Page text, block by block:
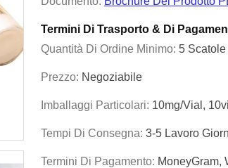
Termini Di Trasporto & Di
Quantità Di Ordine Minimo: 5 Scatole
Prezzo: Negoziabile
Imballaggi Particolari: 10mg/vial,
Tempi Di Consegna: 3-5 Lavoro
Termini Di Pagamento: MoneyGram,